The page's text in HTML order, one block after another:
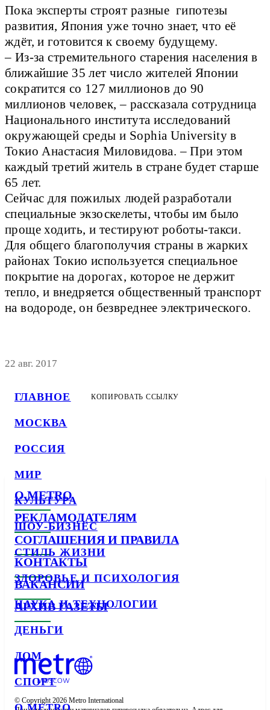
ГЛАВНОЕ
МОСКВА
РОССИЯ
МИР
КУЛЬТУРА
ШОУ-БИЗНЕС
СТИЛЬ ЖИЗНИ
ЗДОРОВЬЕ И ПСИХОЛОГИЯ
НАУКА И ТЕХНОЛОГИИ
ДЕНЬГИ
ДОМ
СПОРТ
О METRO
Пока эксперты строят разные гипотезы
развития, Япония уже точно знает, что её
ждёт, и готовится к своему будущему.
– Из-за стремительного старения населения в
ближайшие 35 лет число жителей Японии
сократится со 127 миллионов до 90
миллионов человек, – рассказала сотрудница
Национального института исследований
окружающей среды и Sophia University в
Токио Анастасия Миловидова. – При этом
каждый третий житель в стране будет старше
65 лет.
Сейчас для пожилых людей разработали
специальные экзоскелеты, чтобы им было
проще ходить, и тестируют роботы-такси.
Для общего благополучия страны в жарких
районах Токио используется специальное
покрытие на дорогах, которое не держит
тепло, и внедряется общественный транспорт
на водороде, он безвреднее электрического.
22 авг. 2017
КОПИРОВАТЬ ССЫЛКУ
О METRO
РЕКЛАМОДАТЕЛЯМ
СОГЛАШЕНИЯ И ПРАВИЛА
КОНТАКТЫ
ВАКАНСИИ
АРХИВ ГАЗЕТЫ
© Copyright 2026 Metro International